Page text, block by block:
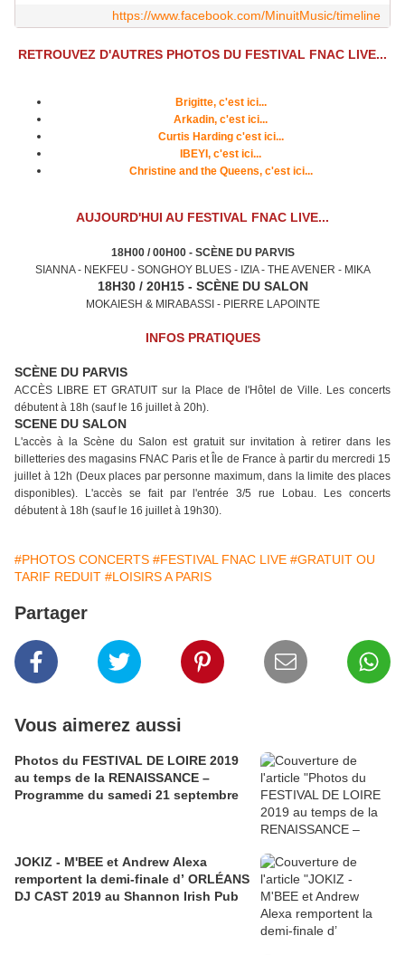
https://www.facebook.com/MinuitMusic/timeline
RETROUVEZ D'AUTRES PHOTOS DU FESTIVAL FNAC LIVE...
Brigitte, c'est ici...
Arkadin, c'est ici...
Curtis Harding c'est ici...
IBEYI, c'est ici...
Christine and the Queens, c'est ici...
AUJOURD'HUI AU FESTIVAL FNAC LIVE...
18H00 / 00H00 - SCÈNE DU PARVIS
SIANNA - NEKFEU - SONGHOY BLUES - IZIA - THE AVENER - MIKA
18H30 / 20H15 - SCÈNE DU SALON
MOKAIESH & MIRABASSI - PIERRE LAPOINTE
INFOS PRATIQUES
SCÈNE DU PARVIS
ACCÈS LIBRE ET GRATUIT sur la Place de l'Hôtel de Ville. Les concerts
débutent à 18h (sauf le 16 juillet à 20h).
SCENE DU SALON
L'accès à la Scène du Salon est gratuit sur invitation à retirer dans les
billetteries des magasins FNAC Paris et Île de France à partir du mercredi 15
juillet à 12h (Deux places par personne maximum, dans la limite des places
disponibles). L'accès se fait par l'entrée 3/5 rue Lobau. Les concerts
débutent à 18h (sauf le 16 juillet à 19h30).
#PHOTOS CONCERTS #FESTIVAL FNAC LIVE #GRATUIT OU
TARIF REDUIT #LOISIRS A PARIS
Partager
Vous aimerez aussi
Photos du FESTIVAL DE LOIRE 2019
au temps de la RENAISSANCE –
Programme du samedi 21 septembre
JOKIZ - M'BEE et Andrew Alexa
remportent la demi-finale d’ ORLÉANS
DJ CAST 2019 au Shannon Irish Pub